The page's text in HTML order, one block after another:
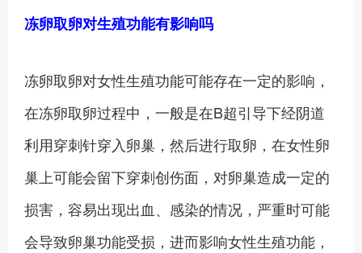
冻卵取卵对生殖功能有影响吗
冻卵取卵对女性生殖功能可能存在一定的影响，
在冻卵取卵过程中，一般是在B超引导下经阴道
利用穿刺针穿入卵巢，然后进行取卵，在女性卵
巢上可能会留下穿刺创伤面，对卵巢造成一定的
损害，容易出现出血、感染的情况，严重时可能
会导致卵巢功能受损，进而影响女性生殖功能，